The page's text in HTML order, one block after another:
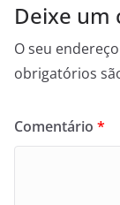
Deixe um
O seu
obrigatórios
Comentário *